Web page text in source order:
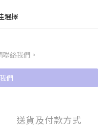
選擇
絡我們。
們
送貨及付款方式